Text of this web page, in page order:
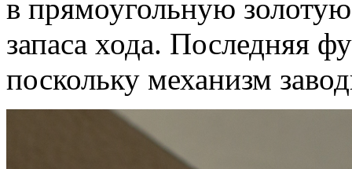
в прямоугольную
запаса хода. Последняя
поскольку механизм